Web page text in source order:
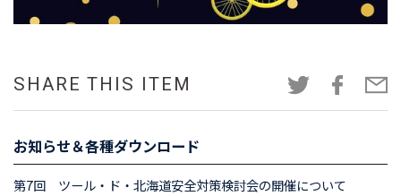
SHARE THIS ITEM
お知らせ＆各種ダウンロード
第7回 ツール・ド・北海道安全対策検討会の開催について